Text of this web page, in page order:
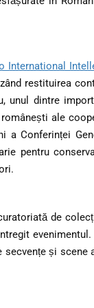
International
restituirea
unul dintre
ale
a Conferinței
pentru
de
și scene